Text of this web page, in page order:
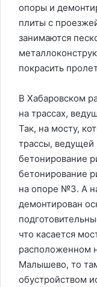
опоры и
плиты с
занимаются
покрасить
В Хабаровском
на трассах,
Так, на мосту,
трассы, ведущей
бетонирование
бетонирование
на опоре №3. А
демонтирован
что касается
расположенном
Малышево, то
обустройством